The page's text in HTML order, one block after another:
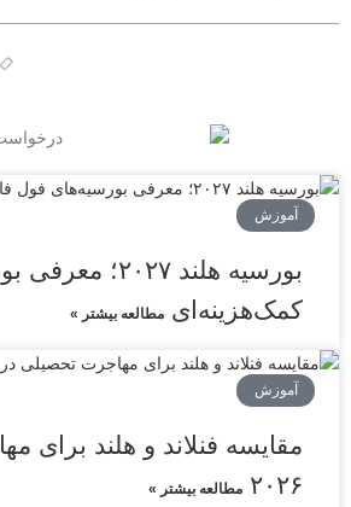
آموزش
بورسیه هلند
کمک‌هزینه‌ای مطالعه بیشتر »
آموزش
مقایسه فنلاند و هلند برای
۲۰۲۶ مطالعه بیشتر »